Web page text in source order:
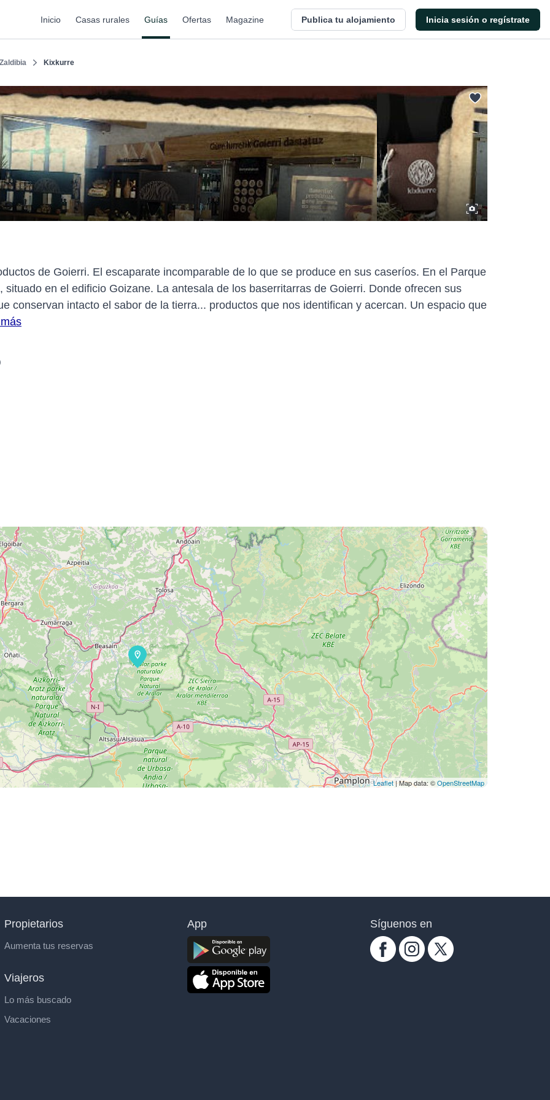
Inicio Casas rurales Guías Ofertas Magazine Publica tu alojamiento Inicia sesión o regístrate
Zaldibia Kixkurre
de Goierri. El escaparate incomparable de lo que se produce en sus caseríos. En el Parque
en el edificio Goizane. La antesala de los baserritarras de Goierri. Donde ofrecen sus
conservan intacto el sabor de la tierra... productos que nos identifican y acercan. Un espacio que
Leaflet| Map data: ©OpenStreetMap
Propietarios
Aumenta tus reservas
Viajeros
Lo más buscado
Vacaciones
App Síguenos en